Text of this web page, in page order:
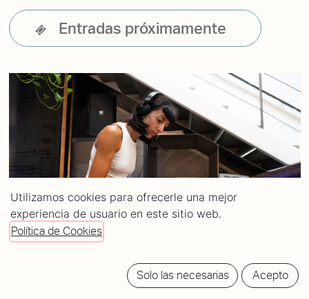
Entradas próximamente
Utilizamos cookies para ofrecerle una mejor
experiencia de usuario en este sitio web.
Política de Cookies
Solo las necesarias Acepto